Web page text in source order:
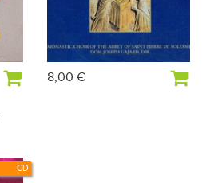
8,00 €
CD